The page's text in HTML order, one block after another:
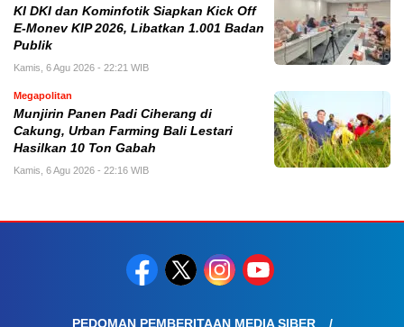
KI DKI dan Kominfotik Siapkan Kick Off
E-Monev KIP 2026, Libatkan 1.001 Badan
Publik
Kamis, 6 Agu 2026 - 22:21 WIB
Megapolitan
Munjirin Panen Padi Ciherang di
Cakung, Urban Farming Bali Lestari
Hasilkan 10 Ton Gabah
Kamis, 6 Agu 2026 - 22:16 WIB
PEDOMAN PEMBERITAAN MEDIA SIBER